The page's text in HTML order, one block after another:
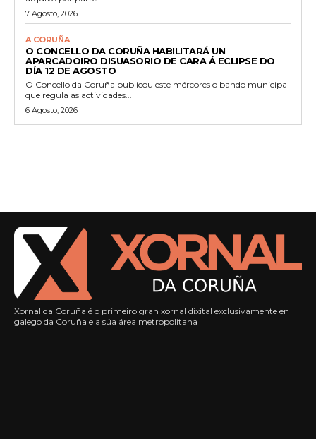
7 Agosto, 2026
A CORUÑA
O CONCELLO DA CORUÑA HABILITARÁ UN
APARCADOIRO DISUASORIO DE CARA Á ECLIPSE DO
DÍA 12 DE AGOSTO
O Concello da Coruña publicou este mércores o bando municipal
que regula as actividades...
6 Agosto, 2026
Xornal da Coruña é o primeiro gran xornal dixital exclusivamente en
galego da Coruña e a súa área metropolitana